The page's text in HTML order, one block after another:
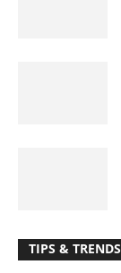
TIPS & TRENDS